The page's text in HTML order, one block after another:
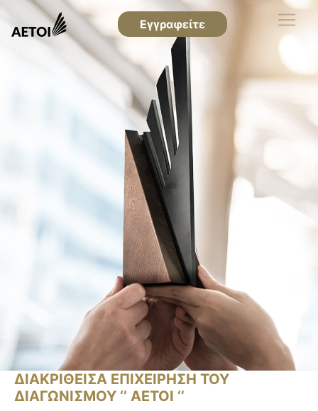
Εγγραφείτε
ΔΙΑΚΡΙΘΕΙΣΑ ΕΠΙΧΕΙΡΗΣΗ ΤΟΥ
ΔΙΑΓΩΝΙΣΜΟΥ ‘’ ΑΕΤΟΙ ‘’